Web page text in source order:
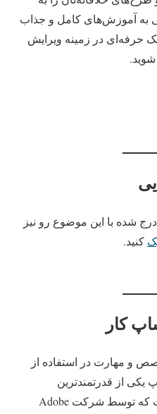
به آموزش‌های کامل و جذاب
یک حرفه‌ای در زمینه ویرایش
شده با این موضوع رو نیز
کنید.
کار
و مهارت در استفاده از
یکی از قدرتمندترین
نرم‌افزارهای ویرایش تصویر است که توسط شرکت Adobe